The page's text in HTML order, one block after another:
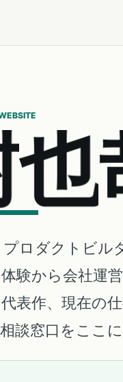
也
ロダクトビル
験から会社運
表作、現在の
談窓口をここに